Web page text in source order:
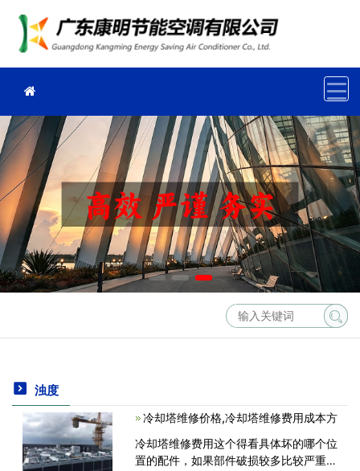
浊度
冷却塔维修价格,冷却塔维修费用成本方
冷却塔维修费用这个得看具体坏的哪个位
置的配件，如果部件破损较多比较严重